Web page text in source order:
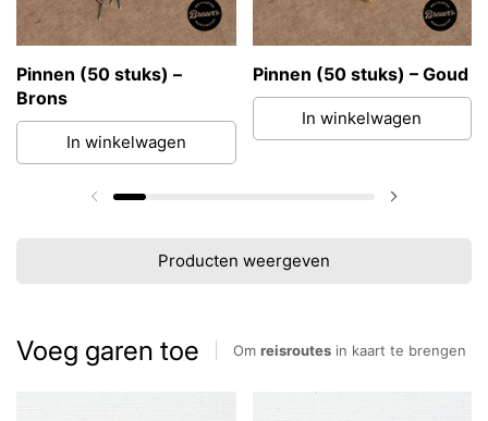
Pinnen (50 stuks) –
Brons
In winkelwagen
Pinnen (50 stuks) – Goud
In winkelwagen
Vorige dia
Producten weergeven
Voeg garen toe Om reisroutes in kaart te brengen